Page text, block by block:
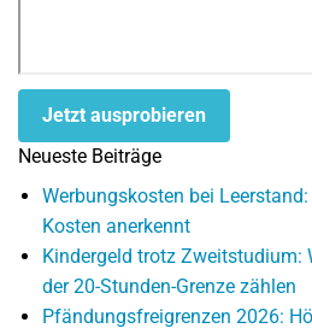
Jetzt ausprobieren
Neueste Beiträge
Werbungskosten bei
Kosten anerkennt
Kindergeld trotz Zweitstudium:
der 20-Stunden-Grenze zählen
Pfändungsfreigrenzen 2026: